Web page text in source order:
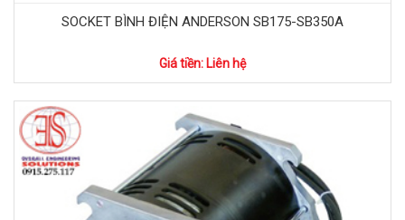
SOCKET BÌNH ĐIỆN ANDERSON SB175-SB350A
Giá tiền: Liên hệ